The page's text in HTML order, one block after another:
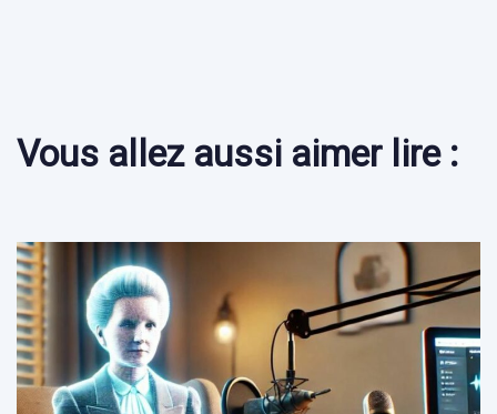
Vous allez aussi aimer lire :